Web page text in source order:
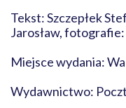
Tekst: Szczepłek
Jarosław,
Miejsce wydania:
Wydawnictwo: